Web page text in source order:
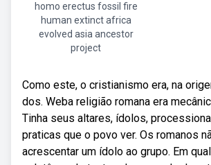
homo erectus fossil fire
human extinct africa
evolved asia ancestor
project
Como este, o cristianismo era, na
dos. Weba religião romana era
Tinha seus altares, ídolos,
praticas que o povo ver. Os romanos
acrescentar um ídolo ao grupo. Em